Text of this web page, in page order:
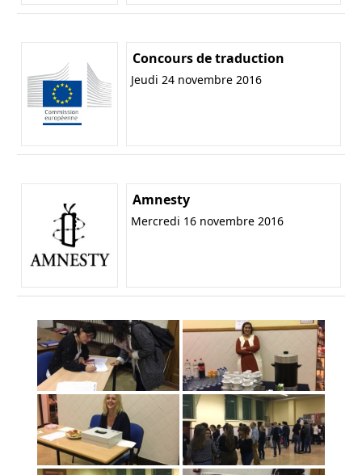
Concours de traduction
Jeudi 24 novembre 2016
Amnesty
Mercredi 16 novembre 2016